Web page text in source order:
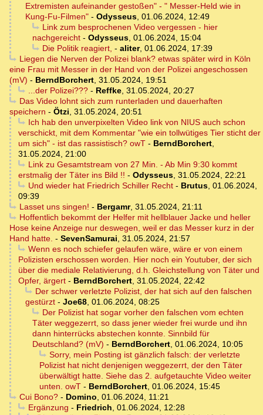
Extremisten aufeinander gestoßen" - " Messer-Held wie in
Kung-Fu-Filmen" - Odysseus, 01.06.2024, 12:49
Link zum besprochenen Video vergessen - hier
nachgereicht - Odysseus, 01.06.2024, 15:04
Die Politik reagiert, - aliter, 01.06.2024, 17:39
Liegen die Nerven der Polizei blank? etwas später wird in Köln
eine Frau mit Messer in der Hand von der Polizei angeschossen
(mV) - BerndBorchert, 31.05.2024, 19:51
...der Polizei???- Reffke, 31.05.2024, 20:27
Das Video lohnt sich zum runterladen und dauerhaften
speichern - Ötzi, 31.05.2024, 20:51
Ich hab den unverpixelten Video link von NIUS auch schon
verschickt, mit dem Kommentar "wie ein tollwütiges Tier sticht der
um sich" - ist das rassistisch? owT - BerndBorchert,
31.05.2024, 21:00
Link zu Gesamtstream von 27 Min. - Ab Min 9:30 kommt
erstmalig der Täter ins Bild !! - Odysseus, 31.05.2024, 22:21
Und wieder hat Friedrich Schiller Recht- Brutus, 01.06.2024,
09:39
Lasset uns singen! - Bergamr, 31.05.2024, 21:11
Hoffentlich bekommt der Helfer mit hellblauer Jacke und heller
Hose keine Anzeige nur deswegen, weil er das Messer kurz in der
Hand hatte. - SevenSamurai, 31.05.2024, 21:57
Wenn es noch schiefer gelaufen wäre, wäre er von einem
Polizisten erschossen worden. Hier noch ein Youtuber, der sich
über die mediale Relativierung, d.h. Gleichstellung von Täter und
Opfer, ärgert - BerndBorchert, 31.05.2024, 22:42
Der schwer verletzte Polizist, der hat sich auf den falschen
gestürzt - Joe68, 01.06.2024, 08:25
Der Polizist hat sogar vorher den falschen vom echten
Täter weggezerrt, so dass jener wieder frei wurde und ihn
dann hinterrücks abstechen konnte. Sinnbild für
Deutschland? (mV) - BerndBorchert, 01.06.2024, 10:05
Sorry, mein Posting ist gänzlich falsch: der verletzte
Polizist hat nicht denjenigen weggezerrt, der den Täter
überwältigt hatte. Siehe das 2. aufgetauchte Video weiter
unten. owT - BerndBorchert, 01.06.2024, 15:45
Cui Bono?- Domino, 01.06.2024, 11:21
Ergänzung - Friedrich, 01.06.2024, 12:28